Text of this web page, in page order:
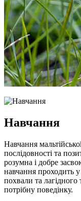
Навчання
Навчання
послідовності та
розумна і добре
навчання проходить
похвали та
потрібну поведінку.